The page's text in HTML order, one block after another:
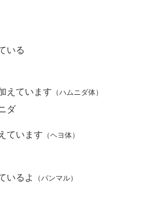
いる
えています （ハムニダ体）
ダ
ています （ヘヨ体）
いるよ （パンマル）